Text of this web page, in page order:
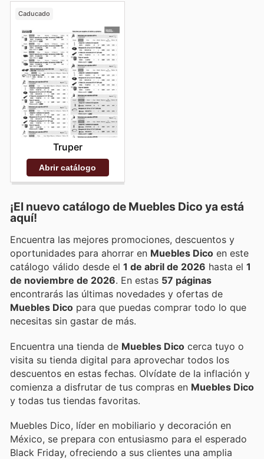
Caducado
Truper
Abrir catálogo
¡El nuevo catálogo de Muebles Dico ya está
aquí!
Encuentra las mejores promociones, descuentos y
oportunidades para ahorrar en Muebles Dico en este
catálogo válido desde el 1 de abril de 2026 hasta el 1
de noviembre de 2026 . En estas 57 páginas
encontrarás las últimas novedades y ofertas de
Muebles Dico para que puedas comprar todo lo que
necesitas sin gastar de más.
Encuentra una tienda de Muebles Dico cerca tuyo o
visita su tienda digital para aprovechar todos los
descuentos en estas fechas. Olvídate de la inflación y
comienza a disfrutar de tus compras en Muebles Dico
y todas tus tiendas favoritas.
Muebles Dico, líder en mobiliario y decoración en
México, se prepara con entusiasmo para el esperado
Black Friday, ofreciendo a sus clientes una amplia